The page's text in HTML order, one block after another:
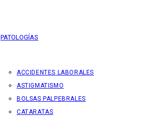
PATOLOGÍAS
ACCIDENTES LABORALES
ASTIGMATISMO
BOLSAS PALPEBRALES
CATARATAS